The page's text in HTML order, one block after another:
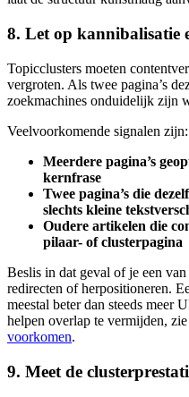
8. Let op kannibalisatie
Topicclusters moeten
vergroten. Als twee pagina’s
zoekmachines onduidelijk zijn
Veelvoorkomende signalen zijn:
Meerdere pagina’s
kernfrase
Twee pagina’s die
slechts kleine
Oudere artikelen die
pilaar- of clusterpagina
Beslis in dat geval of je een van
redirecten of herpositioneren.
meestal beter dan steeds meer
helpen overlap te vermijden, zie
voorkomen.
9. Meet de